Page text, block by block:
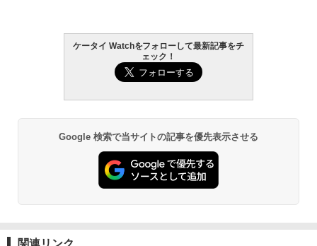
ケータイ Watchをフォローして最新記事をチ
ェック！
Google 検索で当サイトの記事を優先表示させる